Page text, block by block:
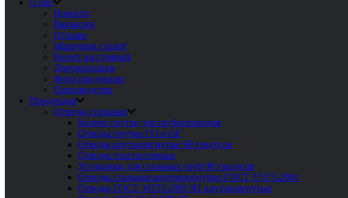
О нас
Новости
Вакансии
Отзывы
Марочник сталей
Расчет расстояний
Документация
Фото продукции
Производство
Продукция
Отводы стальные
Колено гнутое для трубопроводов
Отводы гнутые ГО и ОГ
Отводы крутоизогнутые 90 градусов
Отводы толстостенные
Угольники для стальных труб 90 градусов
Отводы стальные крутоизогнутые ГОСТ 17375-2001
Отводы ГОСТ 30753-2001 R1 крутоизогнутые